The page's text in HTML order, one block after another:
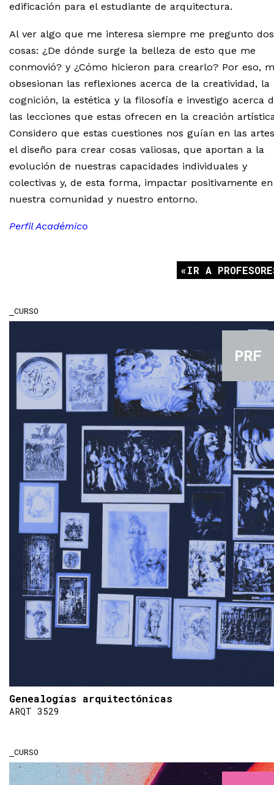
edificación para el estudiante de arquitectura.
Al ver algo que me interesa siempre me pregunto dos
cosas: ¿De dónde surge la belleza de esto que me
conmovió? y ¿Cómo hicieron para crearlo? Por eso,
obsesionan las reflexiones acerca de la creatividad, la
cognición, la estética y la filosofía e investigo acerca
las lecciones que estas ofrecen en la creación
Considero que estas cuestiones nos guían en las
el diseño para crear cosas valiosas, que aportan a la
evolución de nuestras capacidades individuales y
colectivas y, de esta forma, impactar positivamente en
nuestra comunidad y nuestro entorno.
Perfil Académico
IR A
CURSO
PRF
Genealogías arquitectónicas
ARQT 3529
CURSO